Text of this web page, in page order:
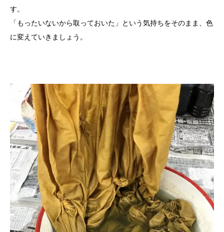
す。
「もったいないから取っておいた」という気持ちをそのまま、色
に変えていきましょう。